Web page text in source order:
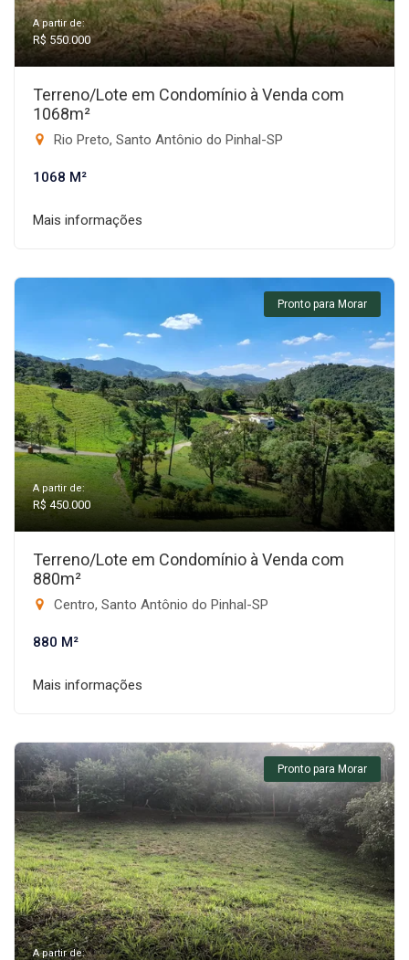
A partir de:
R$ 550.000
Terreno/Lote em Condomínio à Venda com
1068m²
Rio Preto, Santo Antônio do Pinhal-SP
1068 M²
Mais informações
Pronto para Morar
A partir de:
R$ 450.000
Terreno/Lote em Condomínio à Venda com
880m²
Centro, Santo Antônio do Pinhal-SP
880 M²
Mais informações
Pronto para Morar
A partir de: